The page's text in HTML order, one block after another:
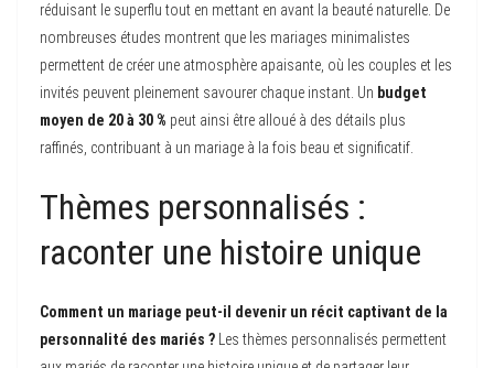
réduisant le superflu tout en mettant en avant la beauté naturelle. De
nombreuses études montrent que les mariages minimalistes
permettent de créer une atmosphère apaisante, où les couples et les
invités peuvent pleinement savourer chaque instant. Un budget
moyen de 20 à 30 % peut ainsi être alloué à des détails plus
raffinés, contribuant à un mariage à la fois beau et significatif.
Thèmes personnalisés :
raconter une histoire unique
Comment un mariage peut-il devenir un récit captivant de la
personnalité des mariés ? Les thèmes personnalisés permettent